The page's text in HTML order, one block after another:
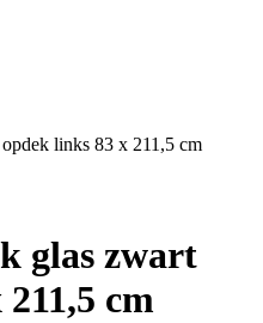
links 83 x 211,5 cm
glas zwart
cm